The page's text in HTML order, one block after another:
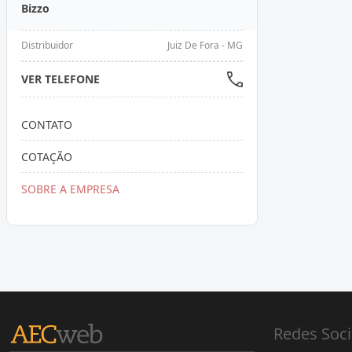
Bizzo
Distribuidor Juiz De Fora - MG
VER TELEFONE
CONTATO
COTAÇÃO
SOBRE A EMPRESA
Redes